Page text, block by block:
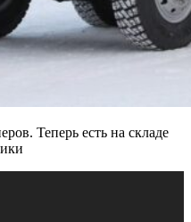
Теперь есть на складе